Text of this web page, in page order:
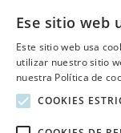
Ese sitio web
Este sitio web usa
utilizar nuestro sitio
nuestra Política de
COOKIES